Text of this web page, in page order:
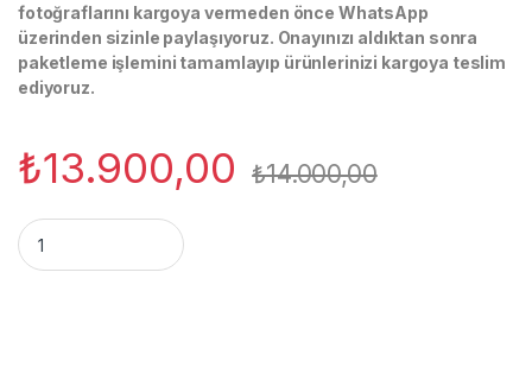
fotoğraflarını kargoya vermeden önce WhatsApp
üzerinden sizinle paylaşıyoruz. Onayınızı aldıktan sonra
paketleme işlemini tamamlayıp ürünlerinizi kargoya teslim
ediyoruz.
₺13.900,00 ₺14.000,00
Punch Signature Gigante Puro Satın Al – 18’s quantity